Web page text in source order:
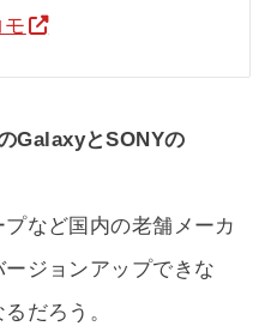
GalaxyとSONYの
など国内の老舗メーカ
ジョンアップできな
だろう。